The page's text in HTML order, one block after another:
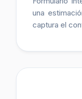
una
captura el